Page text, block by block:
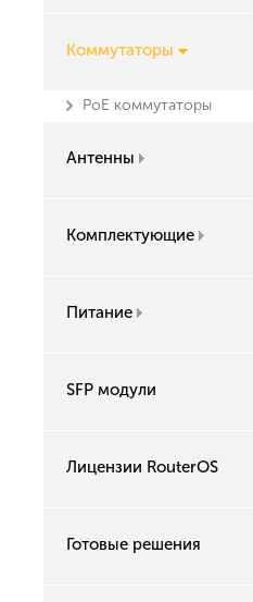
Коммутаторы
PoE коммутаторы
Антенны
Комплектующие
Питание
SFP модули
Лицензии RouterOS
Готовые решения